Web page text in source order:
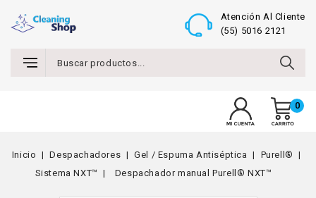
Atención Al Cliente
(55) 5016 2121
0
Inicio Despachadores Gel / Espuma Antiséptica
Purell®
Sistema NXT™
Despachador manual Purell® NXT™